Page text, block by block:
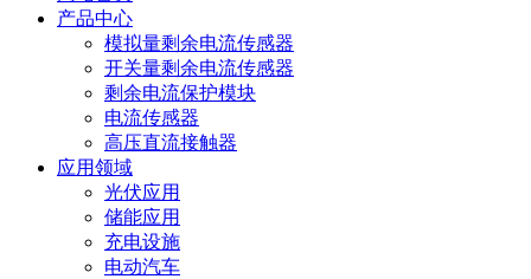
产品中心
模拟量剩余电流传感器
开关量剩余电流传感器
剩余电流保护模块
电流传感器
高压直流接触器
应用领域
光伏应用
储能应用
充电设施
电动汽车